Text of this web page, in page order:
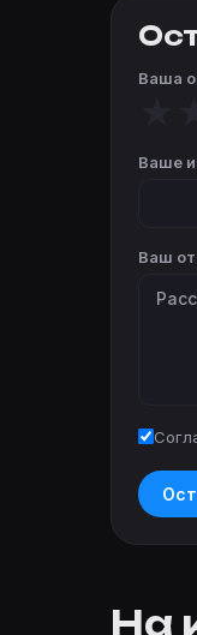
Ваша
Ваше
Ваш
На